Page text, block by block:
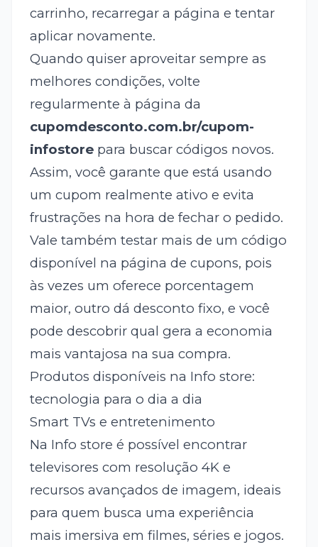
carrinho, recarregar a página e tentar
aplicar novamente.
Quando quiser aproveitar sempre as
melhores condições, volte
regularmente à página da
cupomdesconto.com.br/cupom-
infostorepara buscar códigos novos.
Assim, você garante que está usando
um cupom realmente ativo e evita
frustrações na hora de fechar o pedido.
Vale também testar mais de um código
disponível na página de cupons, pois
às vezes um oferece porcentagem
maior, outro dá desconto fixo, e você
pode descobrir qual gera a economia
mais vantajosa na sua compra.
Produtos disponíveis na Info store:
tecnologia para o dia a dia
Smart TVs e entretenimento
Na Info store é possível encontrar
televisores com resolução 4K e
recursos avançados de imagem, ideais
para quem busca uma experiência
mais imersiva em filmes, séries e jogos.